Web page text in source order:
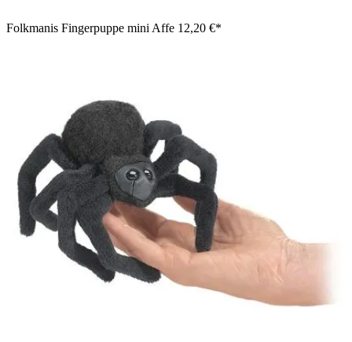
Folkmanis Fingerpuppe mini Affe 12,20 €*